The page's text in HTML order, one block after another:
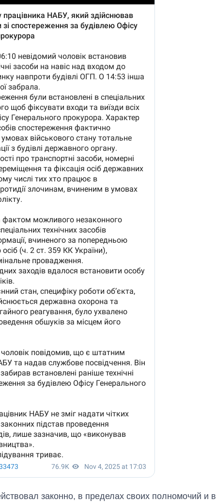
законно, в пределах своих полномочий и в